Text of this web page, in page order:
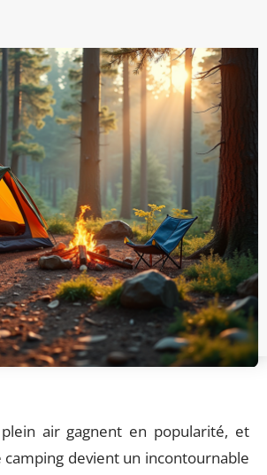
air gagnent en popularité, et
camping devient un incontournable